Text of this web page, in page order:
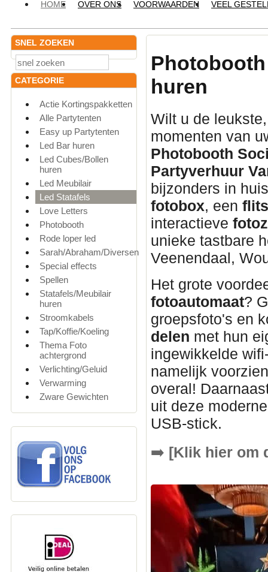
HOME OVER ONS VOORWAARDEN VEEL
SNEL ZOEKEN
CATEGORIE
Actie Kortingspakketten
Alle Partytenten
Easy up Partytenten
Led Bar huren
Led Cubes/Bollen
huren
Led Meubilair
Led Statafels
Love Letters
Photobooth
Rode loper led
Sarah/Abraham/Diversen
Special effects
Spellen
Statafels/Meubilair
huren
Stroomkabels
Tap/Koffie/Koeling
Thema Foto
achtergrond
Verlichting/Geluid
Verwarming
Zware Gewichten
huren
Wilt u de
momenten van
Photobooth
Partyverhuur
bijzonders in
fotobox, een
interactieve
unieke tastbare
Veenendaal,
Het grote
fotoautomaat?
groepsfoto's en
delen met hun
ingewikkelde
namelijk
overal!
uit deze
USB-stick.
➡️ [Klik hier om